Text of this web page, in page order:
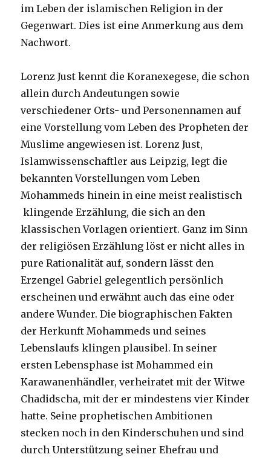
im Leben der islamischen Religion in der
Gegenwart. Dies ist eine Anmerkung aus dem
Nachwort.
Lorenz Just kennt die Koranexegese, die schon
allein durch Andeutungen sowie
verschiedener Orts- und Personennamen auf
eine Vorstellung vom Leben des Propheten der
Muslime angewiesen ist. Lorenz Just,
Islamwissenschaftler aus Leipzig, legt die
bekannten Vorstellungen vom Leben
Mohammeds hinein in eine meist realistisch
klingende Erzählung, die sich an den
klassischen Vorlagen orientiert. Ganz im Sinn
der religiösen Erzählung löst er nicht alles in
pure Rationalität auf, sondern lässt den
Erzengel Gabriel gelegentlich persönlich
erscheinen und erwähnt auch das eine oder
andere Wunder. Die biographischen Fakten
der Herkunft Mohammeds und seines
Lebenslaufs klingen plausibel. In seiner
ersten Lebensphase ist Mohammed ein
Karawanenhändler, verheiratet mit der Witwe
Chadidscha, mit der er mindestens vier Kinder
hatte. Seine prophetischen Ambitionen
stecken noch in den Kinderschuhen und sind
durch Unterstützung seiner Ehefrau und